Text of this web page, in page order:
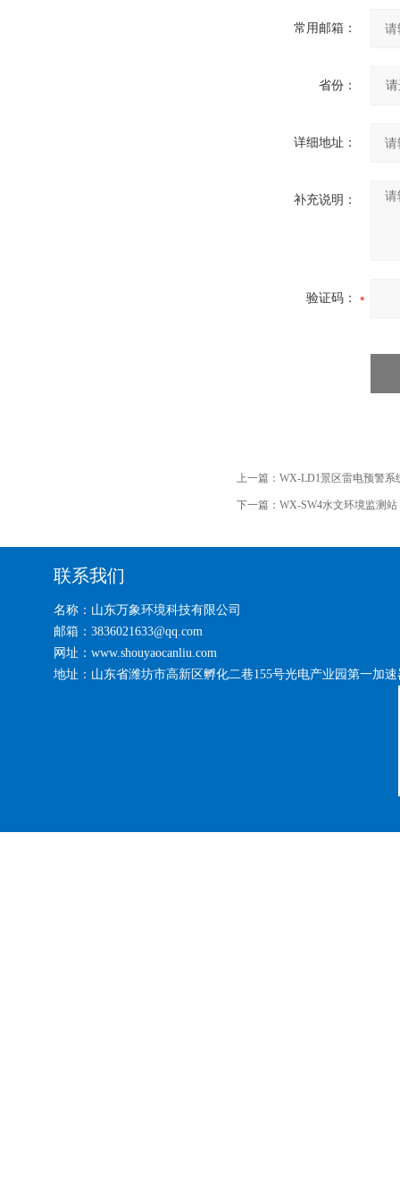
常用邮箱：
省份：
详细地址：
补充说明：
验证码：
上一篇： WX-LD1景区雷电预警系
下一篇： WX-SW4水文环境监测站
联系我们
名称：山东万象环境科技有限公司
邮箱：3836021633@qq.com
网址：www.shouyaocanliu.com
地址：山东省潍坊市高新区孵化二巷155号光电产业园第一加